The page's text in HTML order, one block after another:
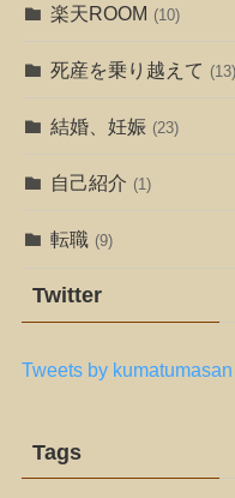
楽天ROOM (10)
死産を乗り越えて (13)
結婚、妊娠 (23)
自己紹介 (1)
転職 (9)
Twitter
Tweets by kumatumasan
Tags